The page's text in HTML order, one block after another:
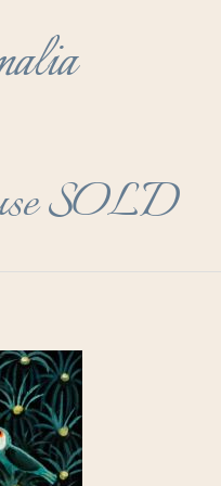
SOLD